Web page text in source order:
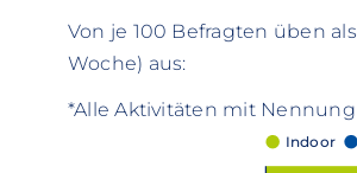
Von je 100 Befragten üben
Woche) aus:
*Alle Aktivitäten mit
Indoor